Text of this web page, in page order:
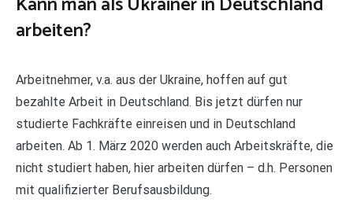
arbeiten?
Arbeitnehmer, v.a. aus der Ukraine, hoffen auf gut
bezahlte Arbeit in Deutschland. Bis jetzt dürfen nur
studierte Fachkräfte einreisen und in Deutschland
arbeiten. Ab 1. März 2020 werden auch Arbeitskräfte, die
nicht studiert haben, hier arbeiten dürfen – d.h. Personen
mit qualifizierter Berufsausbildung.